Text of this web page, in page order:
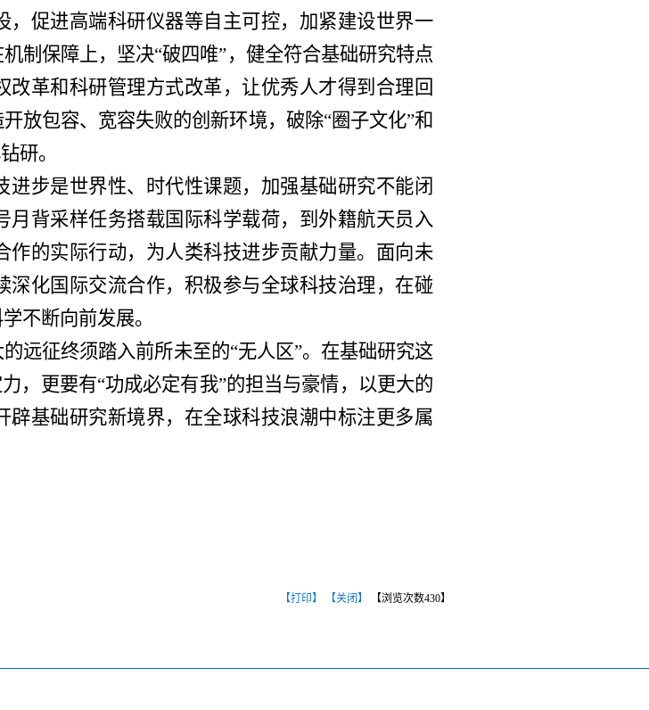
，促进高端科研仪器等自主可控，加紧建设世界一
制保障上，坚决“破四唯”，健全符合基础研究特点
革和科研管理方式改革，让优秀人才得到合理回
放包容、宽容失败的创新环境，破除“圈子文化”和
研。
步是世界性、时代性课题，加强基础研究不能闭
月背采样任务搭载国际科学载荷，到外籍航天员入
作的实际行动，为人类科技进步贡献力量。面向未
化国际交流合作，积极参与全球科技治理，在碰
不断向前发展。
远征终须踏入前所未至的“无人区”。在基础研究这
，更要有“功成必定有我”的担当与豪情，以更大的
基础研究新境界，在全球科技浪潮中标注更多属
【打印】 【关闭】 【浏览次数430】